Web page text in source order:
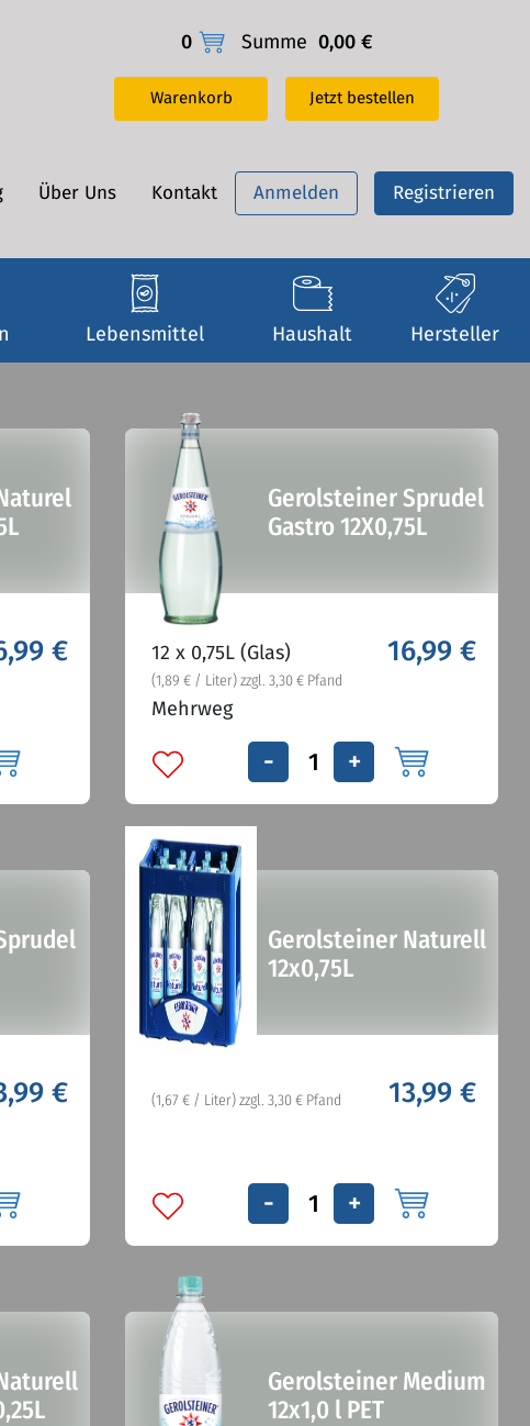
0 Summe 0,00 €
Warenkorb Jetzt bestellen
Über Uns Kontakt Anmelden Registrieren
Lebensmittel Haushalt Hersteller
€
Gerolsteiner Sprudel
Gastro 12X0,75L
12 x 0,75L (Glas)
(1,89 € / Liter) zzgl. 3,30 € Pfand
Mehrweg
16,99 €
- +
€
Gerolsteiner Naturell
12x0,75L
(1,67 € / Liter) zzgl. 3,30 € Pfand 13,99 €
- +
Gerolsteiner Medium
12x1,0 l PET